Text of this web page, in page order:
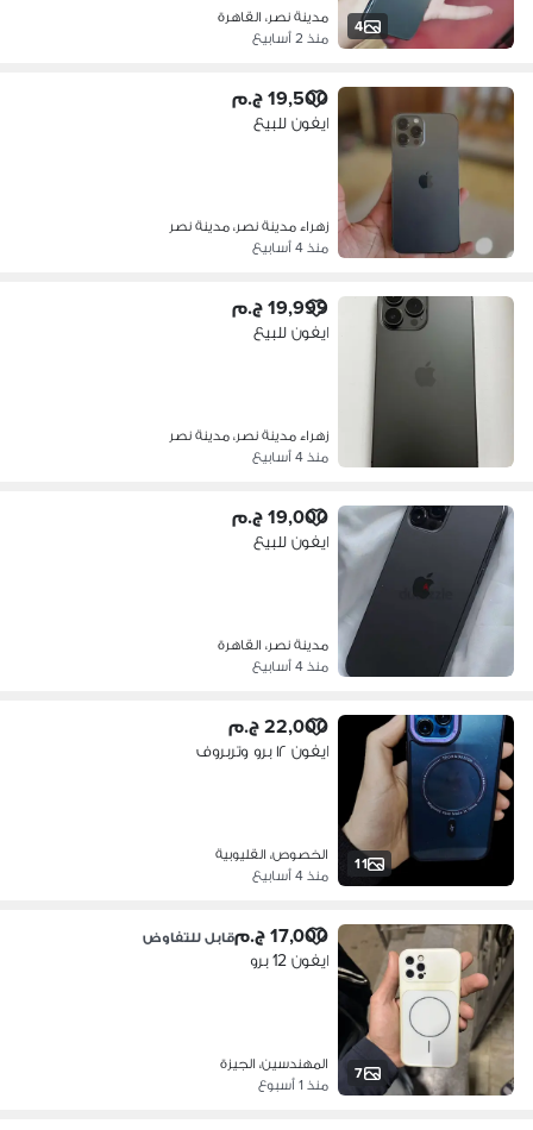
4
مدينة نصر، القاهرة
منذ 2 أسابيع
19,500 ج.م
ايفون للبيع
زهراء مدينة نصر، مدينة نصر
منذ 4 أسابيع
19,999 ج.م
ايفون للبيع
زهراء مدينة نصر، مدينة نصر
منذ 4 أسابيع
19,000 ج.م
ايفون للبيع
مدينة نصر، القاهرة
منذ 4 أسابيع
11
22,000 ج.م
ايفون ١٢ برو وتربروف
الخصوص، القليوبية
منذ 4 أسابيع
7
17,000 ج.م قابل للتفاوض
ايفون 12 برو
المهندسين، الجيزة
منذ 1 أسبوع